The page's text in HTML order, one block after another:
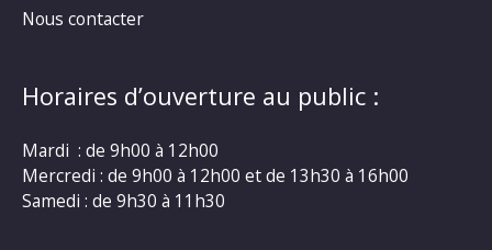
Nous contacter
Horaires d’ouverture au public :
Mardi : de 9h00 à 12h00
Mercredi : de 9h00 à 12h00 et de 13h30 à 16h00
Samedi : de 9h30 à 11h30